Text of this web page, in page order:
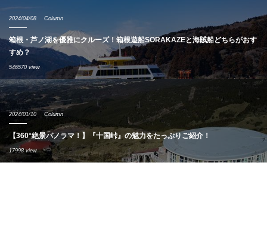
2024/04/08 Column
箱根・芦ノ湖を優雅にクルーズ！箱根遊船SORAKAZEと海賊船どちらがおす
すめ？
546570 view
2024/01/10 Column
【360°絶景パノラマ！】『十国峠』の魅力をたっぷりご紹介！
17998 view